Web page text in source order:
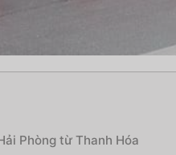
Phòng từ Thanh Hóa